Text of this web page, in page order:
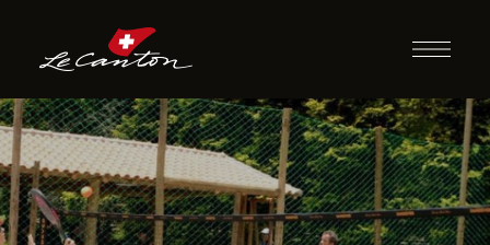
Beach Tennis